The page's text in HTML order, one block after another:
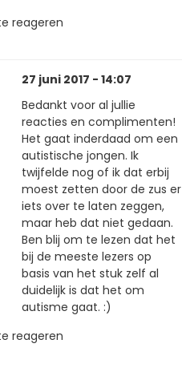
reageren
27 juni 2017 - 14:07
Bedankt voor al jullie
reacties en complimenten!
Het gaat inderdaad om een
autistische jongen. Ik
twijfelde nog of ik dat erbij
moest zetten door de zus er
iets over te laten zeggen,
maar heb dat niet gedaan.
Ben blij om te lezen dat het
bij de meeste lezers op
basis van het stuk zelf al
duidelijk is dat het om
autisme gaat. :)
reageren